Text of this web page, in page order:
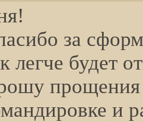
за
легче будет
прощения
и